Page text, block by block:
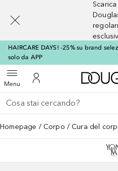
HAIRCARE DAYS! -25% su brand
solo da APP
MenuApri menuAl Mio Account
Torna indietro
Esegui ricerca
Homepage Corpo Cura del
[navigation.slideout.screenreader]